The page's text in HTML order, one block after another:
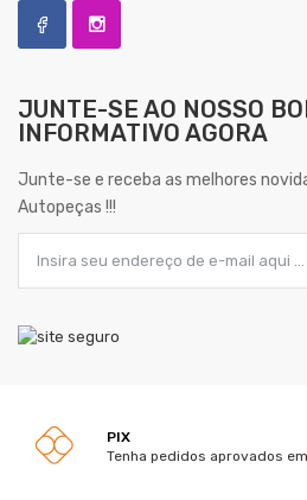
JUNTE-SE AO NOSSO
INFORMATIVO AGORA
Junte-se e receba as melhores
Autopeças !!!
PIX
Tenha pedidos aprovados